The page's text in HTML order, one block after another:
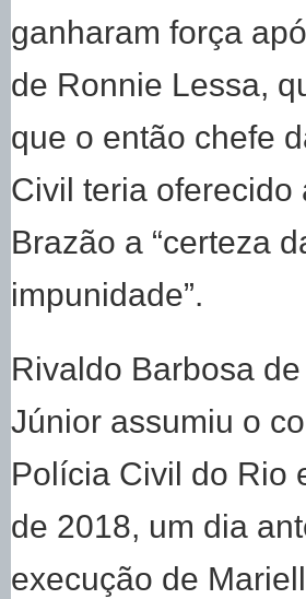
ganharam força
de Ronnie Lessa,
que o então chefe
Civil teria oferecido
Brazão a “certeza
impunidade”.
Rivaldo Barbosa
Júnior assumiu o
Polícia Civil do Rio
de 2018, um dia
execução de